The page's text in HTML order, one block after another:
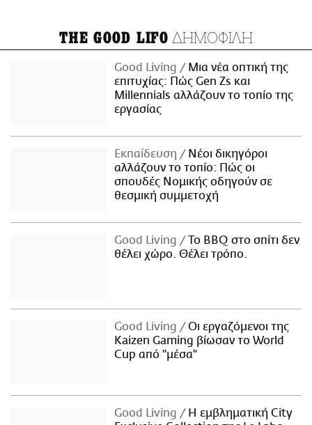
THE GOOD LIFO ΔΗΜΟΦΙΛΗ
Good Living
Μια νέα οπτική της
επιτυχίας: Πώς Gen Zs και
Millennials αλλάζουν το τοπίο της
εργασίας
Εκπαίδευση
Νέοι δικηγόροι
αλλάζουν το τοπίο: Πώς οι
σπουδές Νομικής οδηγούν σε
θεσμική συμμετοχή
Good Living
Το BBQ στο σπίτι δεν
θέλει χώρο. Θέλει τρόπο.
Good Living
Οι εργαζόμενοι της
Kaizen Gaming βίωσαν το World
Cup από "μέσα"
Good Living
Η εμβληματική City